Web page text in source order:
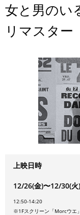
女と男のい
リマスター
上映日時
12/26(金)〜12/30(
12:50-14:20
※1Fスクリーン「Morcウエ